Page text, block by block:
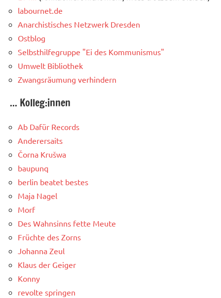
labournet.de
Anarchistisches Netzwerk Dresden
Ostblog
Selbsthilfegruppe "Ei des Kommunismus"
Umwelt Bibliothek
Zwangsräumung verhindern
... Kolleg:innen
Ab Dafür Records
Anderersaits
Čorna Krušwa
baupunq
berlin beatet bestes
Maja Nagel
Morf
Des Wahnsinns fette Meute
Früchte des Zorns
Johanna Zeul
Klaus der Geiger
Konny
revolte springen